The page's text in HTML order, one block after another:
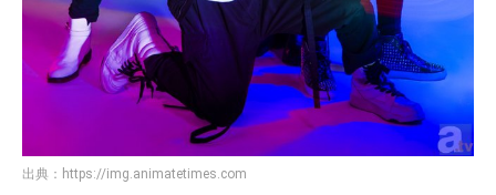
出典： https://img.animatetimes.com